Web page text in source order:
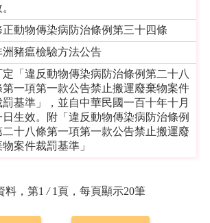
正動物傳染病防治條例第三十四條
洲豬瘟檢驗方法公告
定「違反動物傳染病防治條例第二十八
第一項第一款公告禁止搬運廢棄物案件
罰基準」，並自中華民國一百十年十月
日生效。附「違反動物傳染病防治條例
二十八條第一項第一款公告禁止搬運廢
物案件裁罰基準」
料，第1 /1頁，每頁顯示20筆